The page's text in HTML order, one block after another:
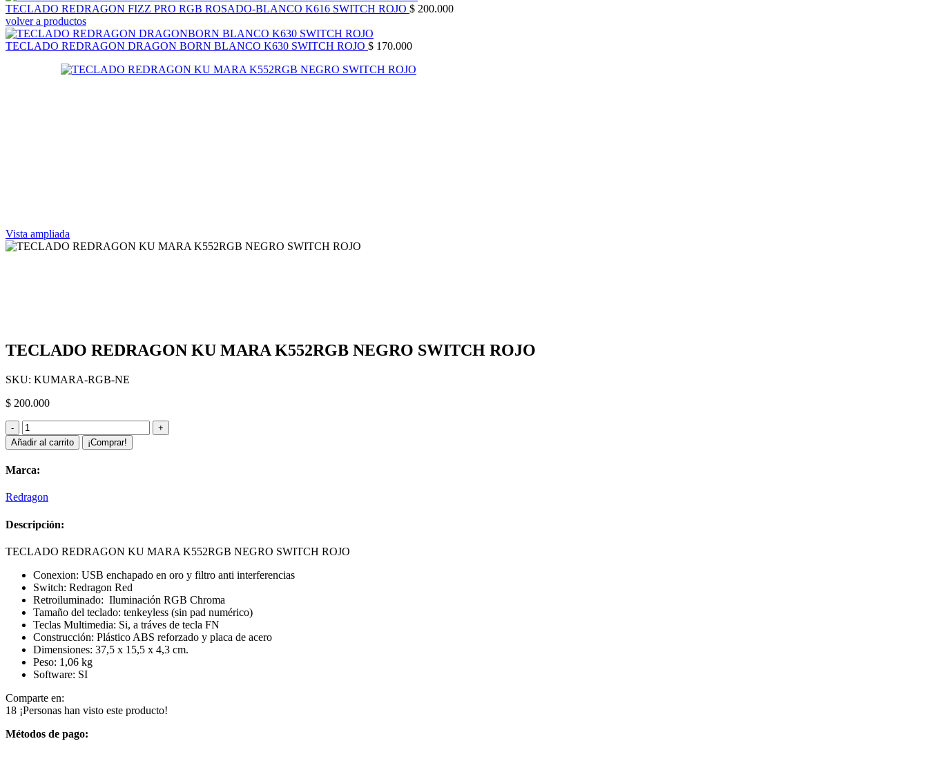
TECLADO REDRAGON FIZZ PRO RGB ROSADO-BLANCO K616 SWITCH ROJO $ 200.000
volver a productos
TECLADO REDRAGON DRAGON BORN BLANCO K630 SWITCH ROJO $ 170.000
Vista ampliada
TECLADO REDRAGON KU MARA K552RGB NEGRO SWITCH ROJO
SKU: KUMARA-RGB-NE
$ 200.000
TECLADO
REDRAGON
KU
K552RGB
SWITCH
cantidad
Añadir al carrito ¡Comprar!
Marca:
Redragon
Descripción:
TECLADO REDRAGON KU MARA K552RGB NEGRO SWITCH ROJO
Conexion: USB enchapado en oro y filtro anti interferencias
Switch: Redragon Red
Retroiluminado: Iluminación RGB Chroma
Tamaño del teclado: tenkeyless (sin pad numérico)
Teclas Multimedia: Si, a tráves de tecla FN
Construcción: Plástico ABS reforzado y placa de acero
Dimensiones: 37,5 x 15,5 x 4,3 cm.
Peso: 1,06 kg
Software: SI
Comparte en:
18 ¡Personas han visto este producto!
Métodos de pago: